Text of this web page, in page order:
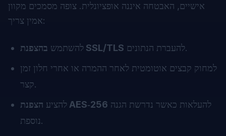
אישיים, האבטחה איננה אופציונלית. צופה מסמכים מקוון
אמין צריך:
להשתמש בהצפנת SSL/TLS
להעברת הנתונים.
למחוק קבצים אוטומטית לאחר ההמרה או אחרי חלון זמן
קצר.
להציע הצפנת AES‑256
נוספת.